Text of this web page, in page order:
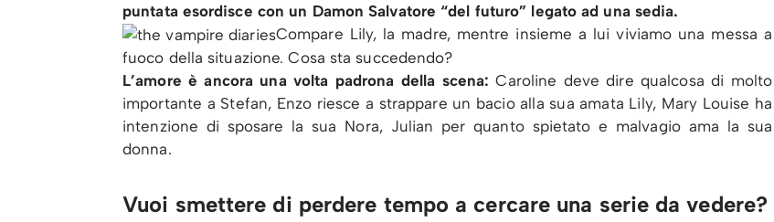
puntata esordisce con un Damon Salvatore “del futuro” legato ad una sedia.
Compare Lily, la madre, mentre insieme a lui viviamo una messa a
fuoco della situazione. Cosa sta succedendo?
L’amore è ancora una volta padrona della scena: Caroline deve dire qualcosa di molto
importante a Stefan, Enzo riesce a strappare un bacio alla sua amata Lily, Mary Louise ha
intenzione di sposare la sua Nora, Julian per quanto spietato e malvagio ama la sua
donna.
Vuoi smettere di perdere tempo a cercare una serie da vedere?